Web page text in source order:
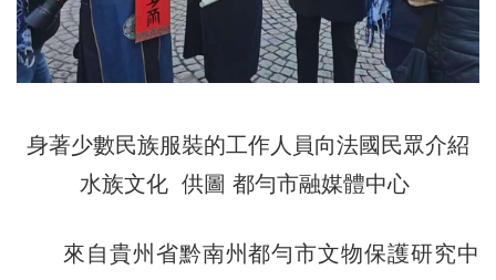
身著少數民族服裝的工作人員向法國民眾介紹
水族文化 供圖 都勻市融媒體中心
來自貴州省黔南州都勻市文物保護研究中